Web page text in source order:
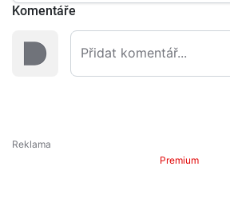
Komentáře
Premium